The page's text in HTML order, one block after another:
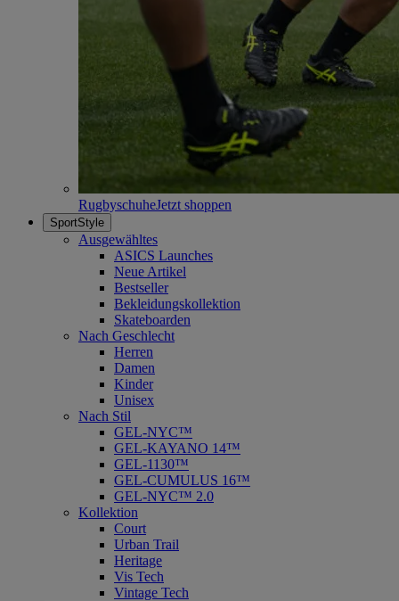
RugbyschuheJetzt shoppen
SportStyle
Ausgewähltes
ASICS Launches
Neue Artikel
Bestseller
Bekleidungskollektion
Skateboarden
Nach Geschlecht
Herren
Damen
Kinder
Unisex
Nach Stil
GEL-NYC™
GEL-KAYANO 14™
GEL-1130™
GEL-CUMULUS 16™
GEL-NYC™ 2.0
Kollektion
Court
Urban Trail
Heritage
Vis Tech
Vintage Tech